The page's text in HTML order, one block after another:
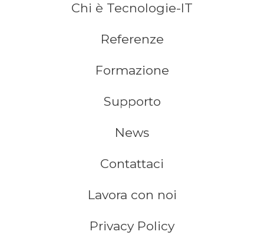
Chi è Tecnologie-IT
Referenze
Formazione
Supporto
News
Contattaci
Lavora con noi
Privacy Policy